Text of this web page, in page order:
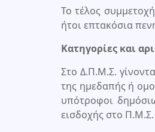
Το τέλος
ήτοι επτακόσια
Κατηγορίες και
Στο Δ.Π.Μ.Σ.
της ημεδαπής ή
υπότροφοι
εισδοχής στο Π.Μ.Σ.